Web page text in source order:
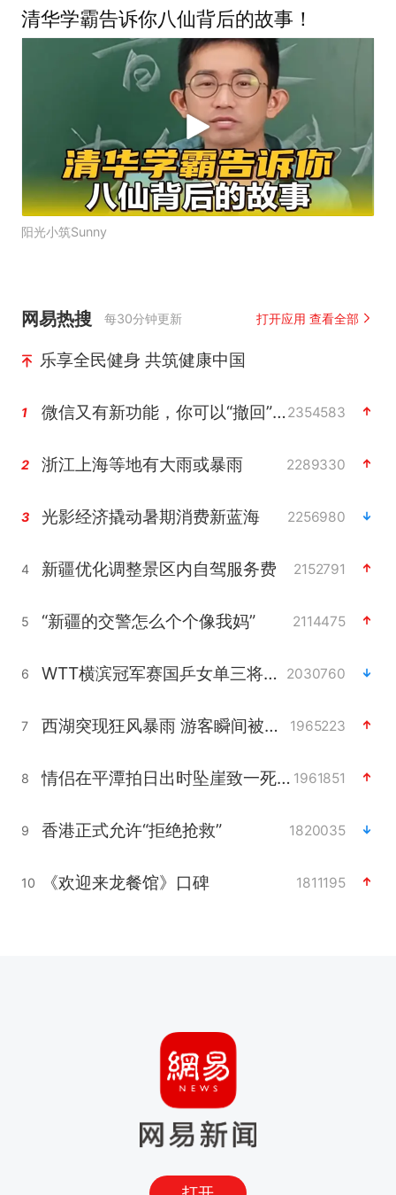
清华学霸告诉你八仙背后的故事！
阳光小筑Sunny
网易热搜 每30分钟更新 打开应用 查看全部
乐享全民健身 共筑健康中国
1 微信又有新功能，你可以“撤回”你的撤回了！2354583
2 浙江上海等地有大雨或暴雨 2289330
3 光影经济撬动暑期消费新蓝海 2256980
4 新疆优化调整景区内自驾服务费 2152791
5 “新疆的交警怎么个个像我妈” 2114475
6 WTT横滨冠军赛国乒女单三将晋级四强 2030760
7 西湖突现狂风暴雨 游客瞬间被浇透 1965223
8 情侣在平潭拍日出时坠崖致一死一伤 1961851
9 香港正式允许“拒绝抢救” 1820035
10 《欢迎来龙餐馆》口碑 1811195